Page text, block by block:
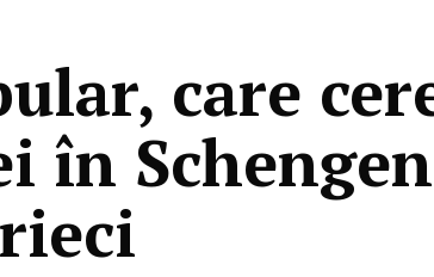
care
în